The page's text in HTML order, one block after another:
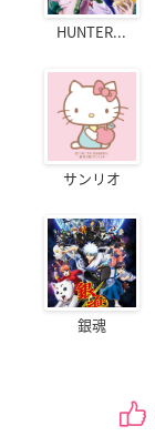
HUNTER...
サンリオ
銀魂